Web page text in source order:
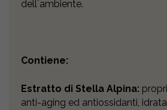
dellʼambiente.
Contiene:
Estratto di Stella Alpina:
anti-aging ed antiossidanti,